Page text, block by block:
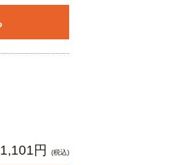
1,101円 (税込)